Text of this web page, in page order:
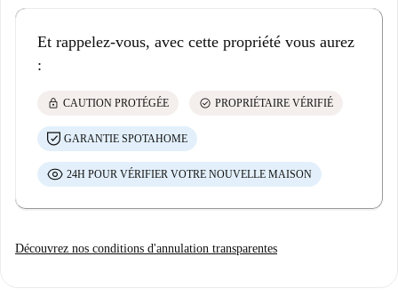
Et rappelez-vous, avec cette propriété vous aurez
:
lock CAUTION PROTÉGÉE check_circle PROPRIÉTAIRE VÉRIFIÉ
GARANTIE SPOTAHOME
24H POUR VÉRIFIER VOTRE NOUVELLE MAISON
Découvrez nos conditions d'annulation transparentes